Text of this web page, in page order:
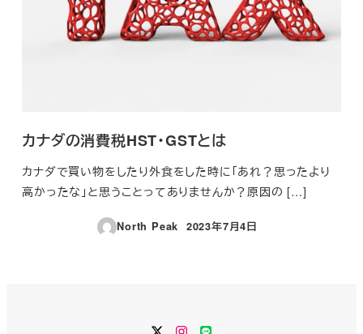
カナダの消費税HST・GSTとは
カナダで買い物をしたり外食をした時に「あれ？思ったより
高かったな」と思うことってありませんか？原因の […]
North Peak
投稿日
2023年7月4日
TwitterInstagram
LINE